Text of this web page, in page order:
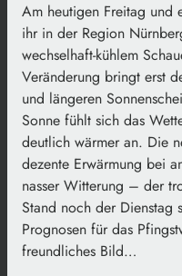
play_arrow
Behutsamer
bei anhaltend
zahm bis
00:00
Am heutigen Freitag und
ihr in der Region
wechselhaft-kühlem
Veränderung bringt erst
und längeren
Sonne fühlt sich das
deutlich wärmer an. Die
dezente Erwärmung bei
nasser Witterung – der
Stand noch der Dienstag
Prognosen für das
freundliches Bild…